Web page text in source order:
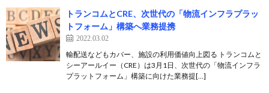
トランコムとCRE、次世代の「物流インフラプラッ
トフォーム」構築へ業務提携
2022.03.02
輸配送などもカバー、施設の利用価値向上図る トランコムと
シーアールイー（CRE）は3月1日、次世代の「物流インフラ
プラットフォーム」構築に向けた業務提[…]